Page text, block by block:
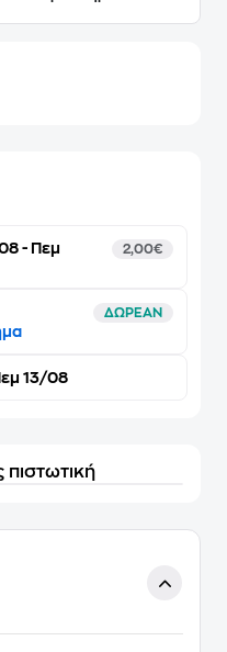
- Πεμ
2,00€
ΔΩΡΕΑΝ
13/08
πιστωτική